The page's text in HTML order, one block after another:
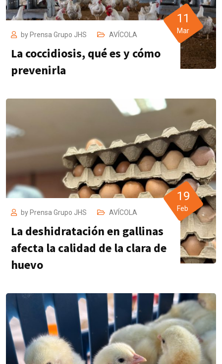
by Prensa Grupo JHS AVÍCOLA
La coccidiosis, qué es y cómo
prevenirla
11
Mar
by Prensa Grupo JHS AVÍCOLA
La deshidratación en gallinas
afecta la calidad de la clara de
huevo
19
Feb